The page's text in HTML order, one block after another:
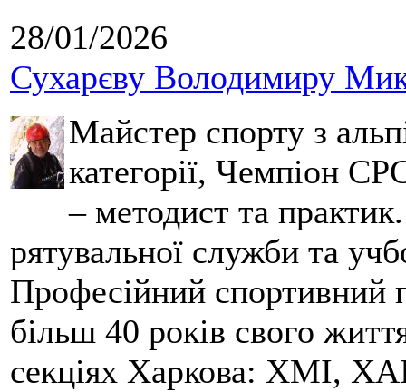
28/01/2026
Сухарєву Володимиру
Майстер спорту з
категорії, Чемпіон
– методист та
рятувальної служби та
Професійний спортивний
більш 40 років свого
секціях Харкова: ХМІ,